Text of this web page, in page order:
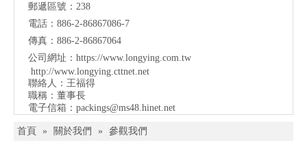
郵遞區號：238
電話：886-2-86867086-7
傳真：886-2-86867064
公司網址： https://www.longying.com.tw
http://www.longying.cttnet.net
聯絡人：王福得
職稱： 董事長
電子信箱： packings@ms48.hinet.net
首頁 » 關於我們 » 參觀我們